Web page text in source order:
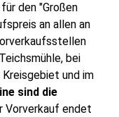
den "Großen
an allen an
bei
und im
sind die
Vorverkauf endet